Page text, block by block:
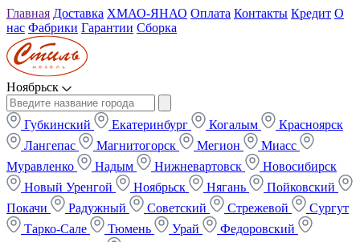
Главная Доставка ХМАО-ЯНАО Оплата Контакты Кредит О
нас Фабрики Гарантии Сборка
Ноябрьск
Губкинский Екатеринбург Когалым
Красноярск
Лангепас
Магнитогорск Мегион
Миасс
Муравленко
Надым Нижневартовск
Новосибирск
Новый Уренгой
Ноябрьск Нягань
Пойковский
Покачи
Радужный Советский Стрежевой
Сургут
Тарко-Сале
Тюмень Урай
Федоровский